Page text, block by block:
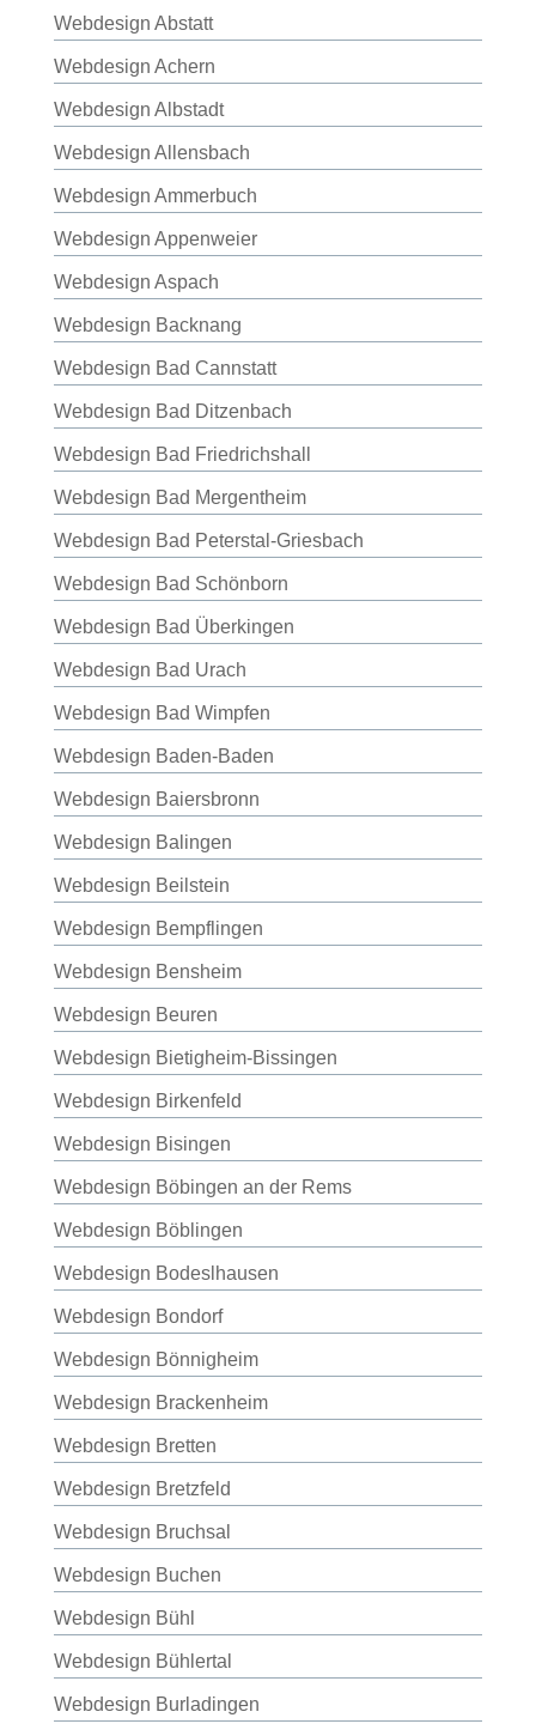
Webdesign Abstatt
Webdesign Achern
Webdesign Albstadt
Webdesign Allensbach
Webdesign Ammerbuch
Webdesign Appenweier
Webdesign Aspach
Webdesign Backnang
Webdesign Bad Cannstatt
Webdesign Bad Ditzenbach
Webdesign Bad Friedrichshall
Webdesign Bad Mergentheim
Webdesign Bad Peterstal-Griesbach
Webdesign Bad Schönborn
Webdesign Bad Überkingen
Webdesign Bad Urach
Webdesign Bad Wimpfen
Webdesign Baden-Baden
Webdesign Baiersbronn
Webdesign Balingen
Webdesign Beilstein
Webdesign Bempflingen
Webdesign Bensheim
Webdesign Beuren
Webdesign Bietigheim-Bissingen
Webdesign Birkenfeld
Webdesign Bisingen
Webdesign Böbingen an der Rems
Webdesign Böblingen
Webdesign Bodeslhausen
Webdesign Bondorf
Webdesign Bönnigheim
Webdesign Brackenheim
Webdesign Bretten
Webdesign Bretzfeld
Webdesign Bruchsal
Webdesign Buchen
Webdesign Bühl
Webdesign Bühlertal
Webdesign Burladingen